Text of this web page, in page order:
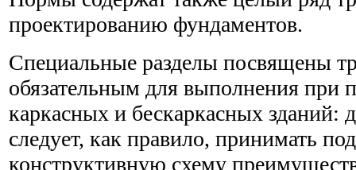
проектированию фундаментов.
Специальные разделы посвящены
обязательным для выполнения при
каркасных и бескаркасных зданий:
следует, как правило, принимать
конструктивную схему